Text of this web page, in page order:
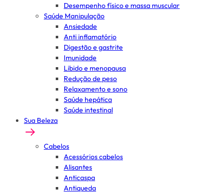
Desempenho físico e massa muscular
Saúde Manipulação
Ansiedade
Anti inflamatório
Digestão e gastrite
Imunidade
Libido e menopausa
Redução de peso
Relaxamento e sono
Saúde hepática
Saúde intestinal
Sua Beleza
Cabelos
Acessórios cabelos
Alisantes
Anticaspa
Antiqueda